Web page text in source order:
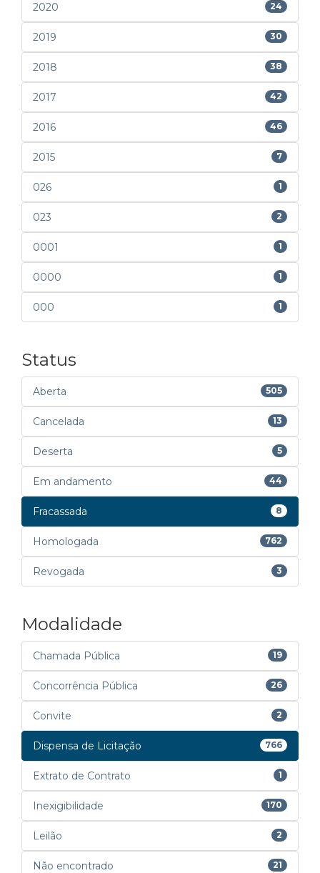
2020 24
2019 30
2018 38
2017 42
2016 46
2015 7
026 1
023 2
0001 1
0000 1
000 1
Status
Aberta 505
Cancelada 13
Deserta 5
Em andamento 44
Fracassada 8
Homologada 762
Revogada 3
Modalidade
Chamada Pública 19
Concorrência Pública 26
Convite 2
Dispensa de Licitação 766
Extrato de Contrato 1
Inexigibilidade 170
Leilão 2
Não encontrado 21